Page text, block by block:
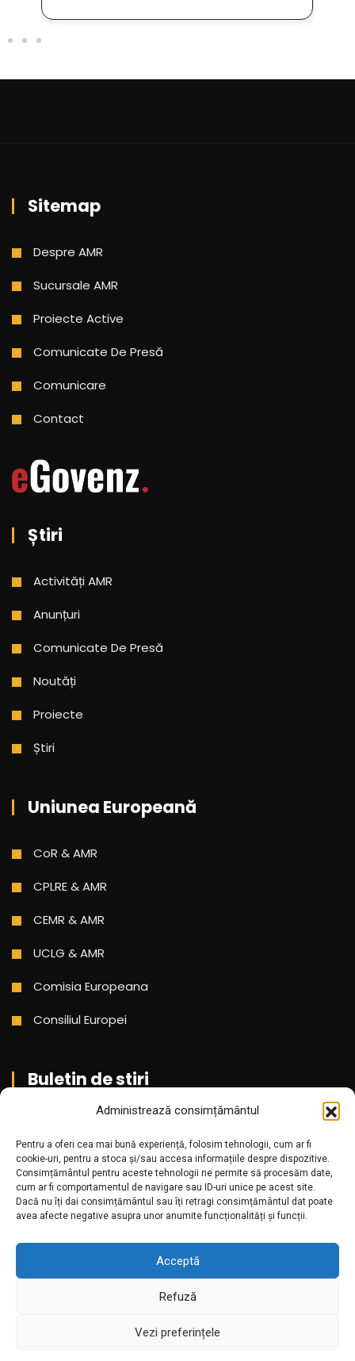
Administrează consimțământul
Pentru a oferi cea mai bună experiență, folosim tehnologii, cum ar fi
cookie-uri, pentru a stoca și/sau accesa informațiile despre dispozitive.
Consimțământul pentru aceste tehnologii ne permite să procesăm date,
cum ar fi comportamentul de navigare sau ID-uri unice pe acest site.
Dacă nu îți dai consimțământul sau îți retragi consimțământul dat poate
avea afecte negative asupra unor anumite funcționalități și funcții.
Acceptă
Refuză
Vezi preferințele
Sitemap
Despre AMR
Sucursale AMR
Proiecte Active
Comunicate De Presă
Comunicare
Contact
Știri
Activități AMR
Anunțuri
Comunicate De Presă
Noutăți
Proiecte
Știri
Uniunea Europeană
CoR & AMR
CPLRE & AMR
CEMR & AMR
UCLG & AMR
Comisia Europeana
Consiliul Europei
Buletin de stiri
Aboneaza-te pentru a primi cele mai noi stiri din partea
noastra!